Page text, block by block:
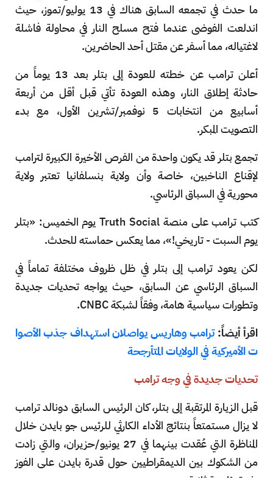
ما حدث في تجمعه السابق هناك في 13 يوليو/تموز، حيث
اندلعت الفوضى عندما فتح مسلح النار في محاولة فاشلة
لاغتياله، مما أسفر عن مقتل أحد الحاضرين.
أعلن ترامب عن خطته للعودة إلى بتلر بعد 13 يوماً من
حادثة إطلاق النار، وهذه العودة تأتي قبل أقل من أربعة
أسابيع من انتخابات 5 نوفمبر/تشرين الأول، مع بدء
التصويت المبكر.
تجمع بتلر قد يكون واحدة من الفرص الأخيرة الكبيرة لترامب
لإقناع الناخبين، خاصة وأن ولاية بنسلفانيا تعتبر ولاية
محورية في السباق الرئاسي.
كتب ترامب على منصة Truth Social يوم الخميس: «بتلر
يوم السبت - تاريخي!»، مما يعكس حماسته للحدث.
لكن يعود ترامب إلى بتلر في ظل ظروف مختلفة تماماً في
السباق الرئاسي عن السابق، حيث يواجه تحديات جديدة
وتطورات سياسية هامة، وفقاً لشبكة CNBC.
اقرأ أيضاً:ترامب وهاريس يواصلان استهداف جذب الأصوا
ت الأميركية في الولايات المتأرجحة
تحديات جديدة في وجه ترامب
قبل الزيارة المرتقبة إلى بتلر، كان الرئيس السابق دونالد ترامب
لا يزال مستمتعاً بنتائج الأداء الكارثي للرئيس جو بايدن خلال
المناظرة التي عُقدت بينهما في 27 يونيو/حزيران، والتي زادت
من الشكوك بين الديمقراطيين حول قدرة بايدن على الفوز